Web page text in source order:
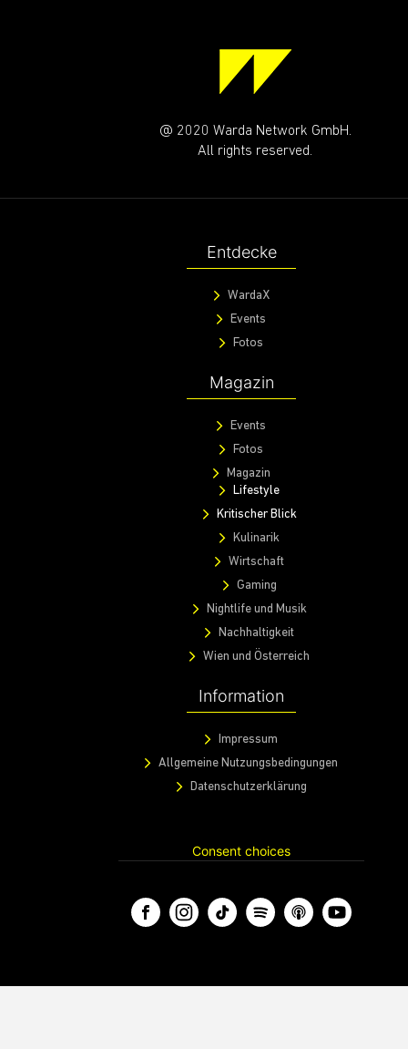
@ 2020 Warda Network GmbH.
All rights reserved.
Entdecke
WardaX
Events
Fotos
Magazin
Events
Fotos
Magazin
Lifestyle
Kritischer Blick
Kulinarik
Wirtschaft
Gaming
Nightlife und Musik
Nachhaltigkeit
Wien und Österreich
Information
Impressum
Allgemeine Nutzungsbedingungen
Datenschutzerklärung
Consent choices